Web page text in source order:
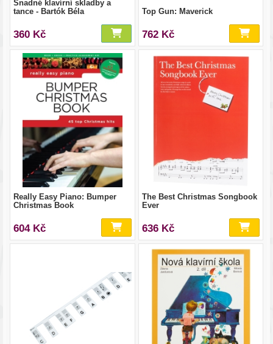
Snadné klavírní skladby a
tance - Bartók Béla
360 Kč
Top Gun: Maverick
762 Kč
Really Easy Piano: Bumper
Christmas Book
604 Kč
The Best Christmas Songbook
Ever
636 Kč